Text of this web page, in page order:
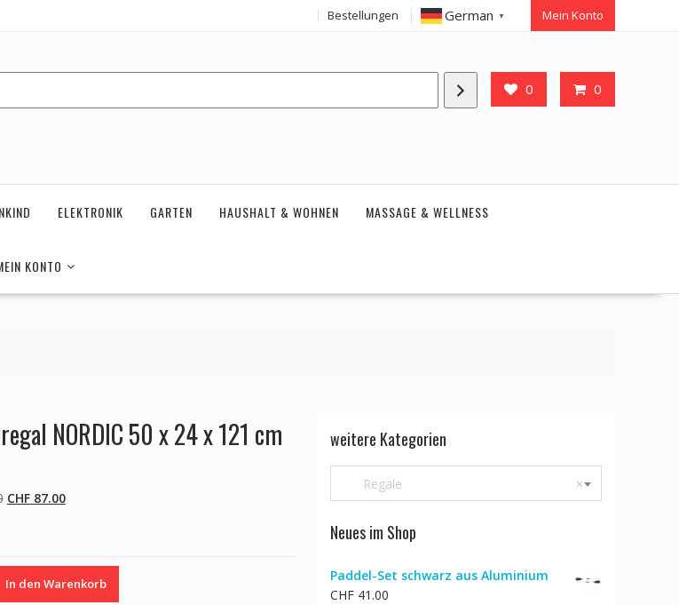
Bestellungen German ▼ Mein Konto
0 0
ELEKTRONIK GARTEN HAUSHALT & WOHNEN MASSAGE & WELLNESS
KONTO
NORDIC 50 x 24 x 121 cm
Ursprünglicher
CHF 101.00
CHF87.00Aktueller
CHF 87.00.
In den Warenkorb
weitere Kategorien
×
Regale
Neues im Shop
Paddel-Set schwarz aus Aluminium
CHF 41.00